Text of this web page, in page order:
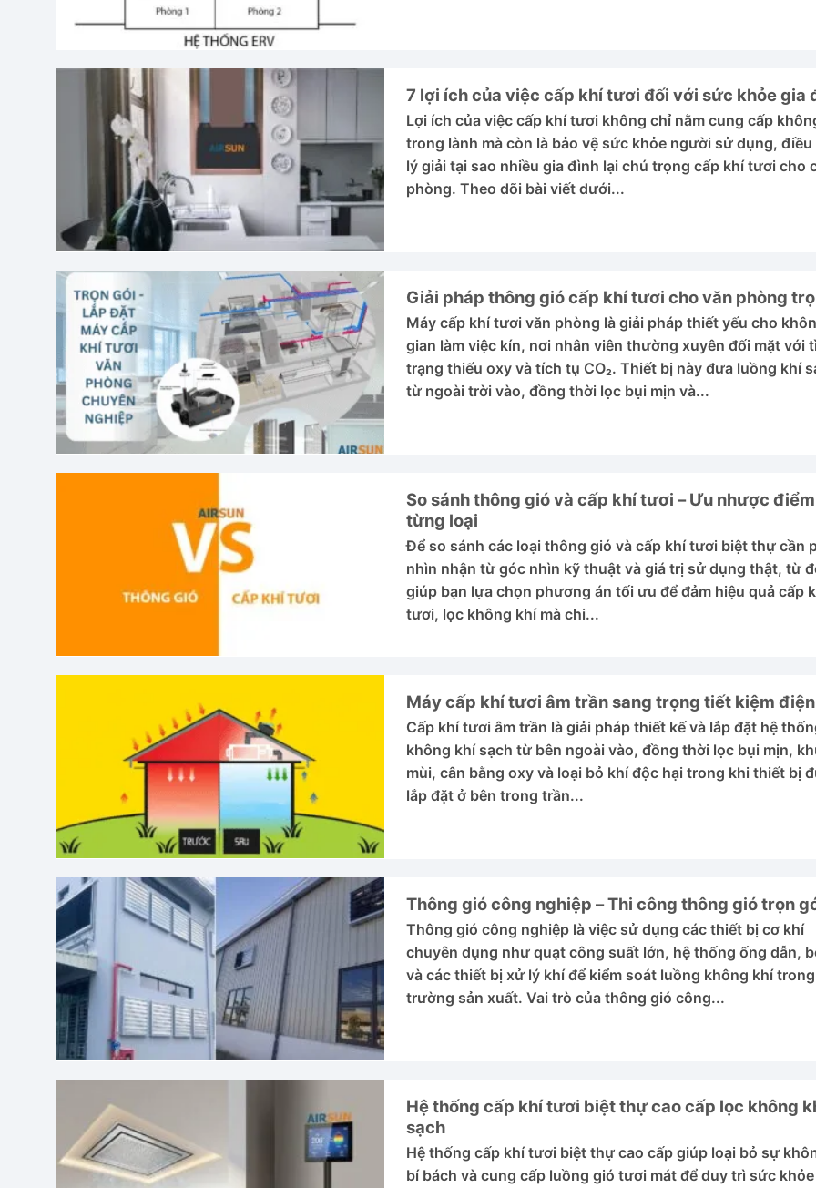
7 lợi ích của việc cấp khí tươi đối với sức khỏe gia
Lợi ích của việc cấp khí tươi không chỉ nằm cung cấp
trong lành mà còn là bảo vệ sức khỏe người sử dụng, điều
lý giải tại sao nhiều gia đình lại chú trọng cấp khí tươi cho
phòng. Theo dõi bài viết dưới...
Giải pháp thông gió cấp khí tươi cho văn phòng
Máy cấp khí tươi văn phòng là giải pháp thiết yếu cho
gian làm việc kín, nơi nhân viên thường xuyên đối mặt với
trạng thiếu oxy và tích tụ CO₂. Thiết bị này đưa luồng khí
từ ngoài trời vào, đồng thời lọc bụi mịn và...
So sánh thông gió và cấp khí tươi – Ưu nhược
từng loại
Để so sánh các loại thông gió và cấp khí tươi biệt thự cần
nhìn nhận từ góc nhìn kỹ thuật và giá trị sử dụng thật, từ
giúp bạn lựa chọn phương án tối ưu để đảm hiệu quả cấp
tươi, lọc không khí mà chi...
Máy cấp khí tươi âm trần sang trọng tiết kiệm điện
Cấp khí tươi âm trần là giải pháp thiết kế và lắp đặt hệ
không khí sạch từ bên ngoài vào, đồng thời lọc bụi mịn,
mùi, cân bằng oxy và loại bỏ khí độc hại trong khi thiết bị
lắp đặt ở bên trong trần...
Thông gió công nghiệp – Thi công thông gió trọn
Thông gió công nghiệp là việc sử dụng các thiết bị cơ khí
chuyên dụng như quạt công suất lớn, hệ thống ống dẫn,
và các thiết bị xử lý khí để kiểm soát luồng không khí
trường sản xuất. Vai trò của thông gió công...
Hệ thống cấp khí tươi biệt thự cao cấp lọc không
sạch
Hệ thống cấp khí tươi biệt thự cao cấp giúp loại bỏ sự
bí bách và cung cấp luồng gió tươi mát để duy trì sức